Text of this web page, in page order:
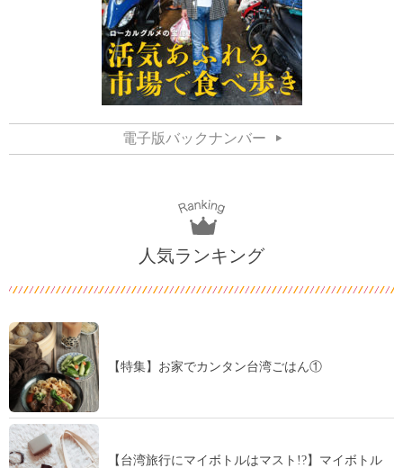
電子版バックナンバー
人気ランキング
【特集】お家でカンタン台湾ごはん①
【台湾旅行にマイボトルはマスト!?】マイボトル